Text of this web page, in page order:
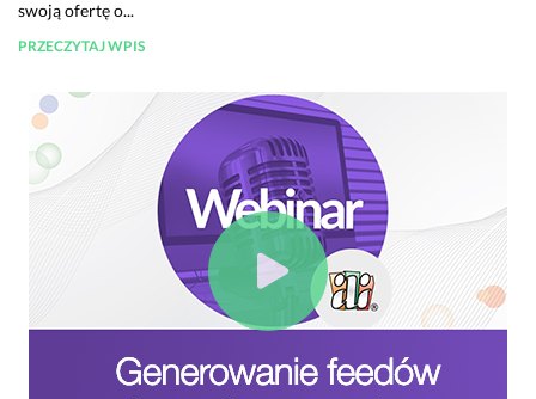
swoją ofertę o...
PRZECZYTAJ WPIS